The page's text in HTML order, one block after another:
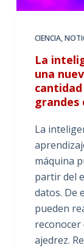
CIENCIA,
La
una
grandes
La
máquina
partir del
datos. De
pueden
ajedrez.